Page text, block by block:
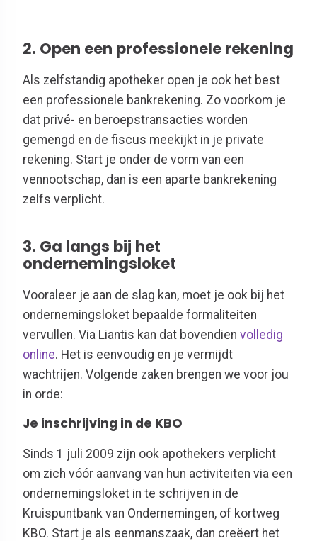
2. Open een professionele rekening
Als zelfstandig apotheker open je ook het best
een professionele bankrekening. Zo voorkom je
dat privé- en beroepstransacties worden
gemengd en de fiscus meekijkt in je private
rekening. Start je onder de vorm van een
vennootschap, dan is een aparte bankrekening
zelfs verplicht.
3. Ga langs bij het
ondernemingsloket
Vooraleer je aan de slag kan, moet je ook bij het
ondernemingsloket bepaalde formaliteiten
vervullen. Via Liantis kan dat bovendien volledig
online. Het is eenvoudig en je vermijdt
wachtrijen. Volgende zaken brengen we voor jou
in orde:
Je inschrijving in de KBO
Sinds 1 juli 2009 zijn ook apothekers verplicht
om zich vóór aanvang van hun activiteiten via een
ondernemingsloket in te schrijven in de
Kruispuntbank van Ondernemingen, of kortweg
KBO. Start je als eenmanszaak, dan creëert het